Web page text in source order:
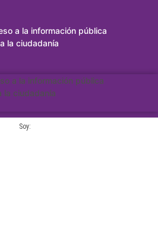
a la información pública
la ciudadanía
a la información pública
la ciudadanía
Soy: